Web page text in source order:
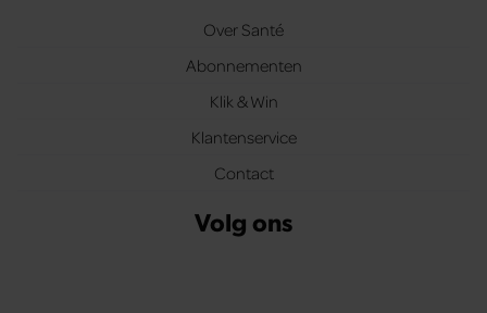
Over Santé
Abonnementen
Klik & Win
Klantenservice
Contact
Volg ons